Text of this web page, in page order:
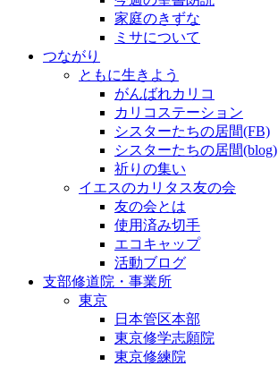
家庭のきずな
ミサについて
つながり
ともに生きよう
がんばれカリコ
カリコステーション
シスターたちの居間(FB)
シスターたちの居間(blog)
祈りの集い
イエスのカリタス友の会
友の会とは
使用済み切手
エコキャップ
活動ブログ
支部修道院・事業所
東京
日本管区本部
東京修学志願院
東京修練院